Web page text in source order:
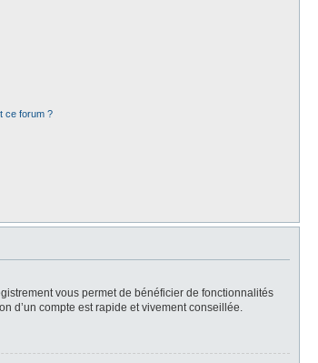
ce forum ?
vous permet de bénéficier de fonctionnalités
d’un compte est rapide et vivement conseillée.